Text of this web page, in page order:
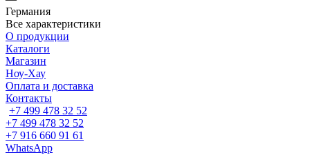
Германия
Все характеристики
О продукции
Каталоги
Магазин
Ноу-Хау
Оплата и доставка
Контакты
+7 499 478 32 52
+7 499 478 32 52
+7 916 660 91 61
WhatsApp